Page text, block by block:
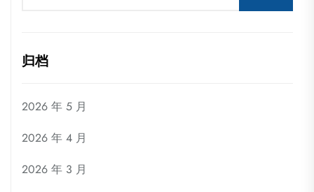
归档
2026 年 5 月
2026 年 4 月
2026 年 3 月